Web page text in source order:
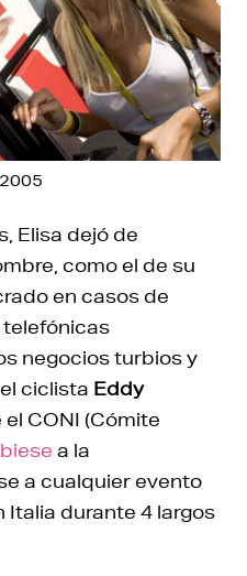
Elisa dejó de
como el de su
en casos de
telefónicas
negocios turbios y
ciclista Eddy
el CONI (Cómite
a la
a cualquier evento
durante 4 largos